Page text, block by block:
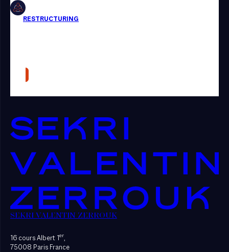
Presse
SEKRI VALENTIN ZERROUK
16 cours Albert 1er,
75008 Paris France